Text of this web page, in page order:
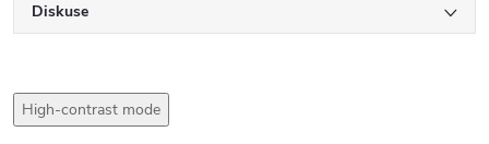
Diskuse
High-contrast mode